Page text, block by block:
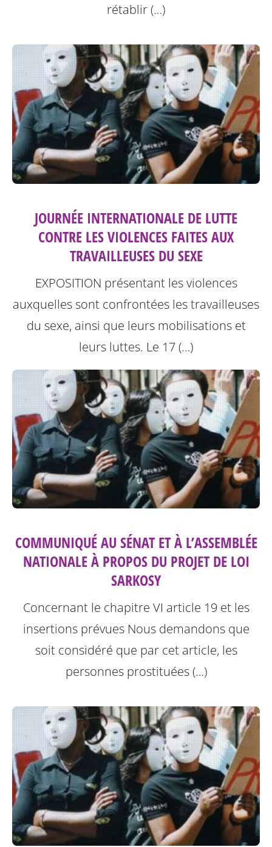
rétablir (…)
JOURNÉE INTERNATIONALE DE LUTTE
CONTRE LES VIOLENCES FAITES AUX
TRAVAILLEUSES DU SEXE
EXPOSITION présentant les violences
auxquelles sont confrontées les travailleuses
du sexe, ainsi que leurs mobilisations et
leurs luttes. Le 17 (…)
COMMUNIQUÉ AU SÉNAT ET À L’ASSEMBLÉE
NATIONALE À PROPOS DU PROJET DE LOI
SARKOSY
Concernant le chapitre VI article 19 et les
insertions prévues Nous demandons que
soit considéré que par cet article, les
personnes prostituées (…)